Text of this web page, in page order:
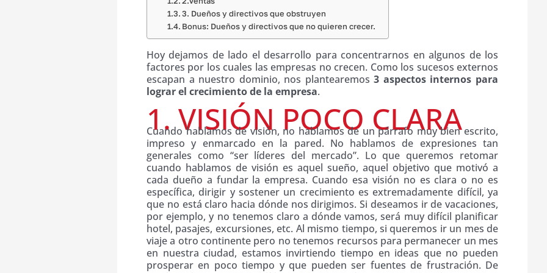
3. Dueños y directivos que obstruyen
Bonus: Dueños y directivos que no quieren crecer.
Hoy dejamos de lado el desarrollo para concentrarnos en algunos de los
factores por los cuales las empresas no crecen. Como los sucesos externos
escapan a nuestro dominio, nos plantearemos3 aspectos internos para
lograr el crecimiento de la empresa.
1. VISIÓN POCO CLARA
Cuando hablamos de visión, no hablamos de un párrafo muy bien escrito,
impreso y enmarcado en la pared. No hablamos de expresiones tan
generales como “ser líderes del mercado”. Lo que queremos retomar
cuando hablamos de visión es aquel sueño, aquel objetivo que motivó a
cada dueño a fundar la empresa. Cuando esa visión no es clara o no es
específica, dirigir y sostener un crecimiento es extremadamente difícil, ya
que no está claro hacia dónde nos dirigimos. Si deseamos ir de vacaciones,
por ejemplo, y no tenemos claro a dónde vamos, será muy difícil planificar
hotel, pasajes, excursiones, etc. Al mismo tiempo, si queremos ir un mes de
viaje a otro continente pero no tenemos recursos para permanecer un mes
en nuestra ciudad, estamos invirtiendo tiempo en ideas que no pueden
prosperar en poco tiempo y que pueden ser fuentes de frustración. De